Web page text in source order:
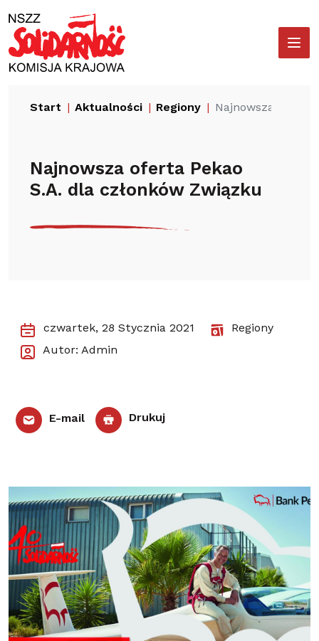
do
treści
Start Aktualności Regiony Najnowsza oferta
Najnowsza oferta Pekao
S.A. dla członków Związku
czwartek, 28 Stycznia 2021
Regiony
Autor: Admin
E-mail Drukuj